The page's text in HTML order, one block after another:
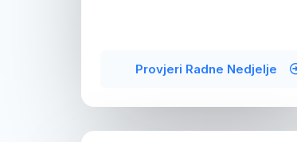
Provjeri Radne Nedjelje